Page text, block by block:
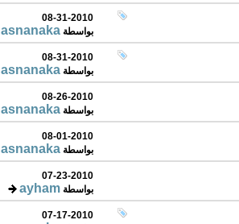
08-31-2010
بواسطة asnanaka
08-31-2010
بواسطة asnanaka
08-26-2010
بواسطة asnanaka
08-01-2010
بواسطة asnanaka
07-23-2010
بواسطة ayham
07-17-2010